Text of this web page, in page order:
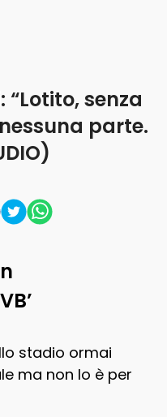
“Lotito, senza
parte.
stadio ormai
ma non lo è per